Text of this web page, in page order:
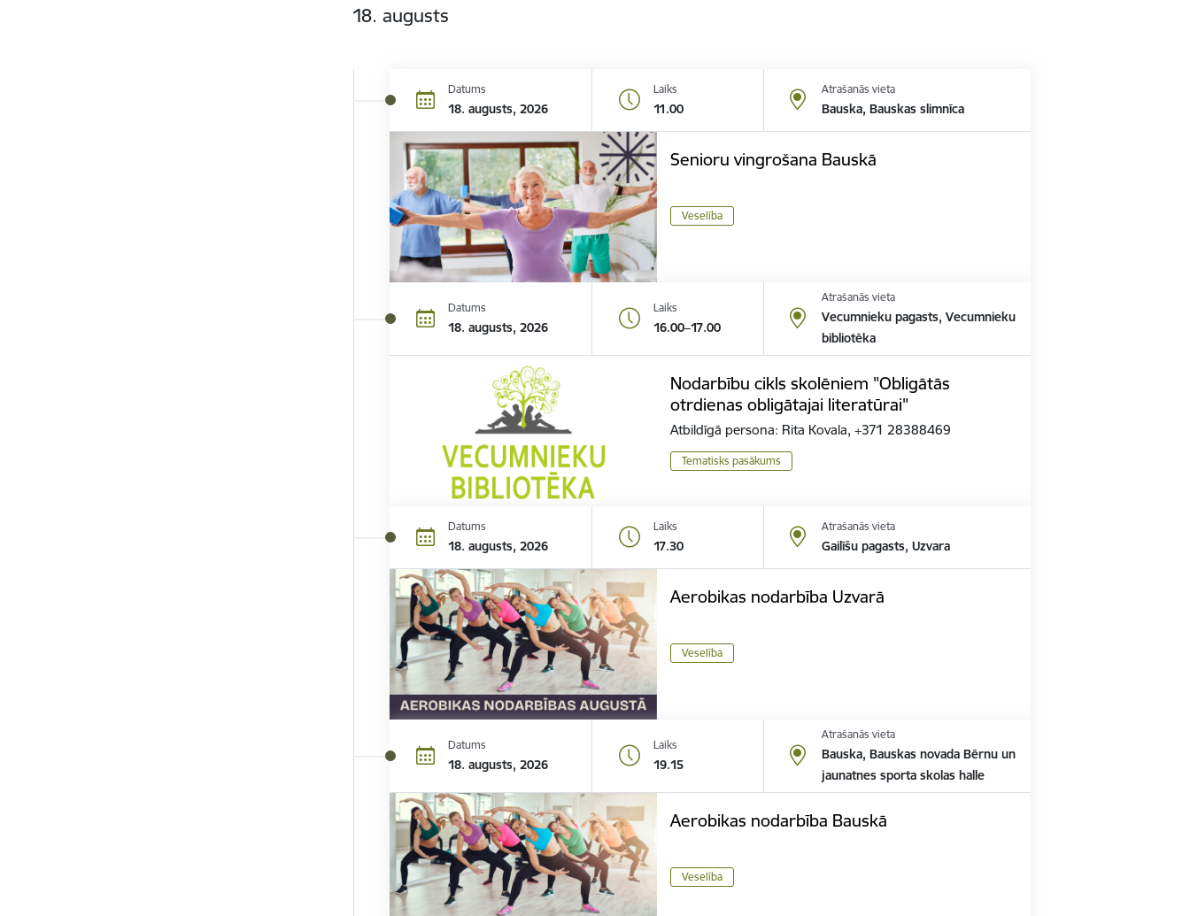
18. augusts
Datums
18. augusts, 2026
Laiks
11.00
Atrašanās vieta
Bauska, Bauskas slimnīca
Senioru vingrošana Bauskā
Veselība
Datums
18. augusts, 2026
Laiks
16.00–17.00
Atrašanās vieta
Vecumnieku pagasts, Vecumnieku
bibliotēka
Nodarbību cikls skolēniem "Obligātās
otrdienas obligātajai literatūrai"
Atbildīgā persona: Rita Kovala, +371 28388469
Tematisks pasākums
Datums
18. augusts, 2026
Laiks
17.30
Atrašanās vieta
Gailīšu pagasts, Uzvara
Aerobikas nodarbība Uzvarā
Veselība
Datums
18. augusts, 2026
Laiks
19.15
Atrašanās vieta
Bauska, Bauskas novada Bērnu un
jaunatnes sporta skolas halle
Aerobikas nodarbība Bauskā
Veselība